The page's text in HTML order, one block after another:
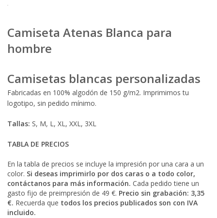
Camiseta Atenas Blanca para
hombre
Camisetas blancas personalizadas
Fabricadas en 100% algodón de 150 g/m2. Imprimimos tu
logotipo, sin pedido mínimo.
Tallas: S, M, L, XL, XXL, 3XL
TABLA DE PRECIOS
En la tabla de precios se incluye la impresión por una cara a un
color. Si deseas imprimirlo por dos caras o a todo color,
contáctanos para más información. Cada pedido tiene un
gasto fijo de preimpresión de 49 €. Precio sin grabación: 3,35
€. Recuerda que todos los precios publicados son con IVA
incluido.